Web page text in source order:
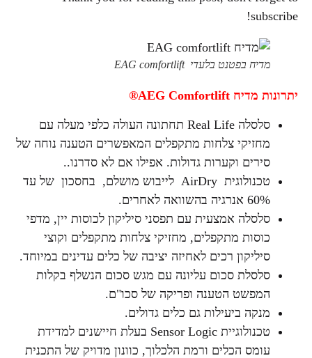
subscribe!
מדיח בפטנט בלעדי EAG comfortlift
יתרונות מדיח AEG Comfortlift®
סלסלה Real Life תחתונה העולה כלפי מעלה עם
מחזיקי צלחות מתקפלים המאפשרים הטענה נוחה של
סירים וקערות גדולות. אפילו אם לא סדרנו..
טכנולוגית AirDry לייבוש מושלם, בחסכון של עד
60% אנרגיה בהשוואה לאחרים.
סלסלה אמצעית עם תפסני סיליקון לכוסות יין, מדפי
כוסות מתקפלים, מחזיקי צלחות מתקפלים וקוצי
סיליקון רכים לאחיזה יציבה של כלים עדינים במיוחד.
סלסלת סכום עליונה עם מגש סכום הנשלף בקלות
המפשט הטענה ופריקה של סכו"ם.
מנקה ביעילות גם כלים גדולים.
טכנולוגיית Sensor Logic בעלת חיישנים למדידת
עומס הכלים ורמת הלכלוך, כוונון מדויק של התכנית